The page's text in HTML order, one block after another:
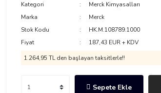
Kategori
Merck Kimyasalları
Marka
Merck
Stok Kodu
HK.M.108789.1000
Fiyat
187,43 EUR + KDV
1.264,95 TL den başlayan taksitlerle!!
Sepete Ekle